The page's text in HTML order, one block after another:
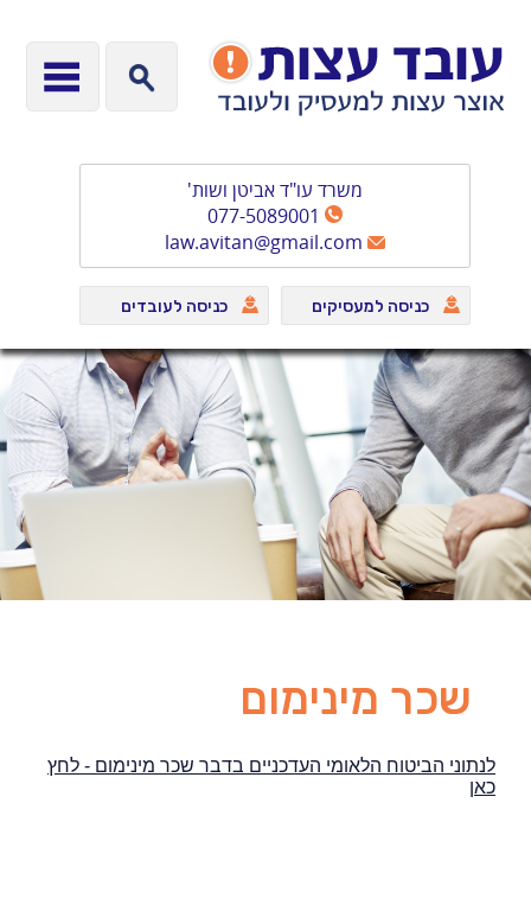
משרד עו"ד אביטן ושות'
077-5089001
law.avitan@gmail.com
כניסה למעסיקים כניסה לעובדים
שכר מינימום
לנתוני הביטוח הלאומי העדכניים בדבר שכר מינימום - לחץ
כאן